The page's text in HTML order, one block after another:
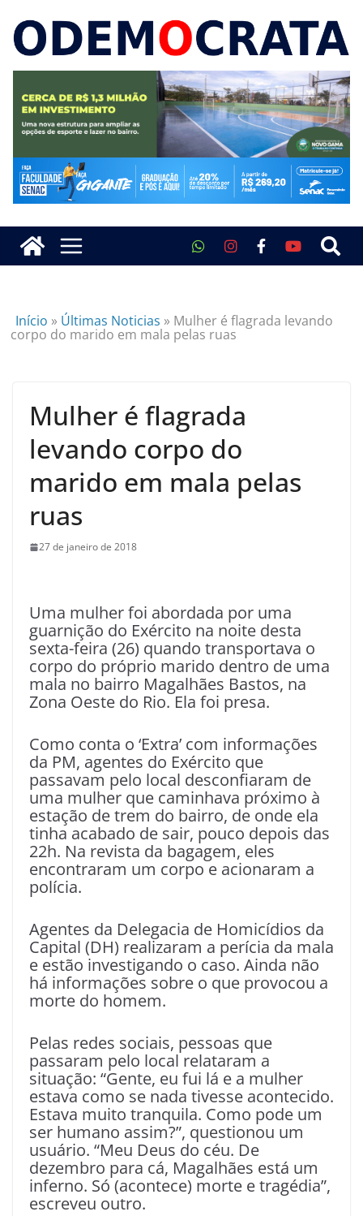
Início » Últimas Noticias » Mulher é flagrada levando
corpo do marido em mala pelas ruas
Mulher é flagrada
levando corpo do
marido em mala pelas
ruas
27 de janeiro de 2018
Uma mulher foi abordada por uma
guarnição do Exército na noite desta
sexta-feira (26) quando transportava o
corpo do próprio marido dentro de uma
mala no bairro Magalhães Bastos, na
Zona Oeste do Rio. Ela foi presa.
Como conta o ‘Extra’ com informações
da PM, agentes do Exército que
passavam pelo local desconfiaram de
uma mulher que caminhava próximo à
estação de trem do bairro, de onde ela
tinha acabado de sair, pouco depois das
22h. Na revista da bagagem, eles
encontraram um corpo e acionaram a
polícia.
Agentes da Delegacia de Homicídios da
Capital (DH) realizaram a perícia da mala
e estão investigando o caso. Ainda não
há informações sobre o que provocou a
morte do homem.
Pelas redes sociais, pessoas que
passaram pelo local relataram a
situação: “Gente, eu fui lá e a mulher
estava como se nada tivesse acontecido.
Estava muito tranquila. Como pode um
ser humano assim?”, questionou um
usuário. “Meu Deus do céu. De
dezembro para cá, Magalhães está um
inferno. Só (acontece) morte e tragédia”,
escreveu outro.